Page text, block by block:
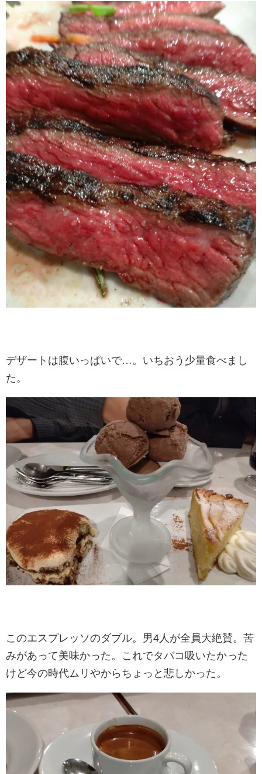
デザートは腹いっぱいで…。いちおう少量食べまし
た。
このエスプレッソのダブル。男4人が全員大絶賛。苦
みがあって美味かった。これでタバコ吸いたかった
けど今の時代ムリやからちょっと悲しかった。